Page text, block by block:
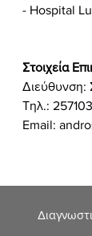
- Hospital
Στοιχεία
Διεύθυνση:
Τηλ.:
Email: